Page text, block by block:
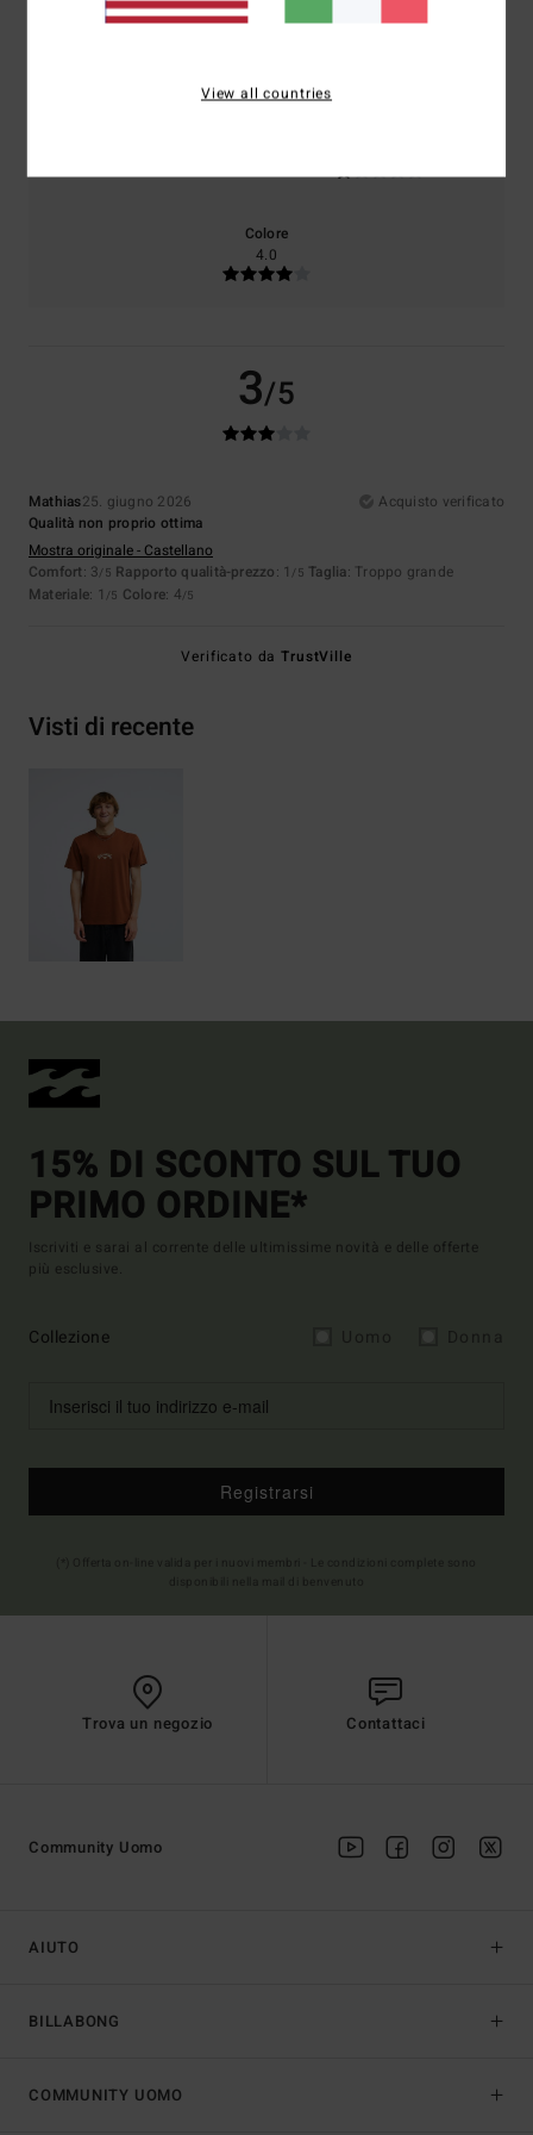
Comfort
Rapporto qualità-prezzo
Colore
4.0
3/5
Mathias25. giugno 2026
Acquisto verificato
Qualità non proprio ottima
Mostra originale - Castellano
Comfort: 3/5 Rapporto qualità-prezzo: 1 /5 Taglia: Troppo grande
Materiale: 1 /5 Colore: 4/5
Verificato daTrustVille
Visti di recente
15% DI SCONTO SUL TUO
PRIMO ORDINE*
Iscriviti e sarai al corrente delle ultimissime novità e delle offerte
più esclusive.
Collezione
Registrarsi
Trova un negozio Contattaci
AIUTO
BILLABONG
Community Uomo
COMMUNITY UOMO
View all countries